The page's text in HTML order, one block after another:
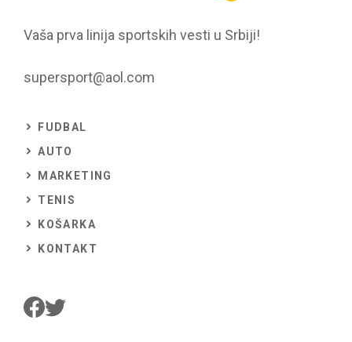
Vaša prva linija sportskih vesti u Srbiji!
supersport@aol.com
FUDBAL
AUTO
MARKETING
TENIS
KOŠARKA
KONTAKT